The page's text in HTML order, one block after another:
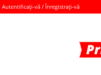
Autentificați-vă / Înregistrați-vă